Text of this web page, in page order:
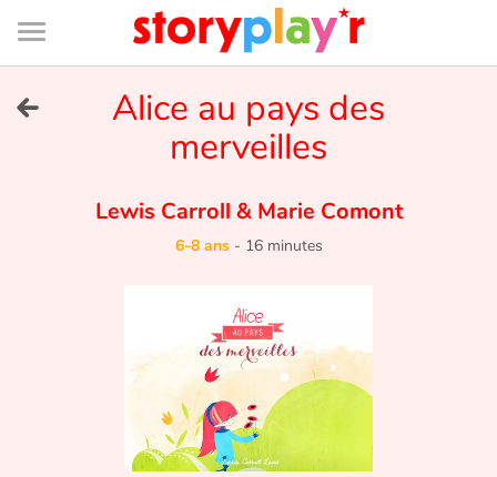
Connexion
Bibliothèque
de
page
Tester gratuitement
Contes d'ici et d'ailleurs
Alice au pays des
merveilles
Lewis Carroll &Marie Comont
6-8 ans- 16 minutes